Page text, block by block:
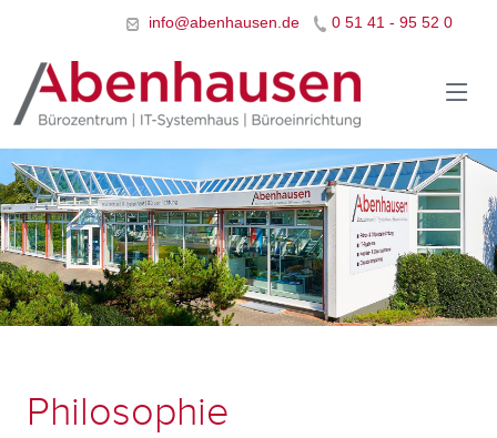
0 51 41 - 95 52 0
info@abenhausen.de
Philosophie